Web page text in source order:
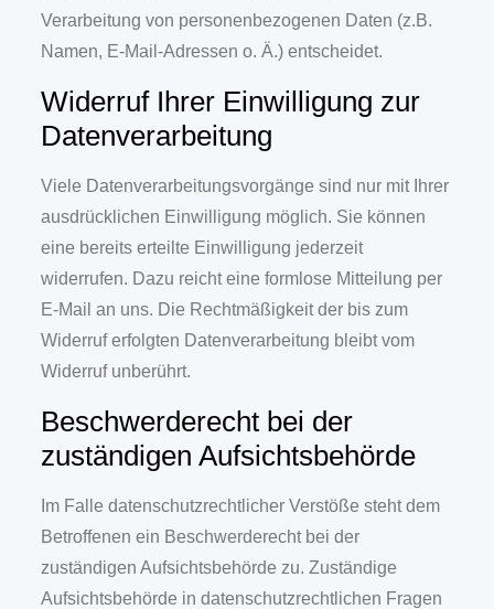
Verarbeitung von personenbezogenen Daten (z.B.
Namen, E-Mail-Adressen o. Ä.) entscheidet.
Widerruf Ihrer Einwilligung zur
Datenverarbeitung
Viele Datenverarbeitungsvorgänge sind nur mit Ihrer
ausdrücklichen Einwilligung möglich. Sie können
eine bereits erteilte Einwilligung jederzeit
widerrufen. Dazu reicht eine formlose Mitteilung per
E-Mail an uns. Die Rechtmäßigkeit der bis zum
Widerruf erfolgten Datenverarbeitung bleibt vom
Widerruf unberührt.
Beschwerderecht bei der
zuständigen Aufsichtsbehörde
Im Falle datenschutzrechtlicher Verstöße steht dem
Betroffenen ein Beschwerderecht bei der
zuständigen Aufsichtsbehörde zu. Zuständige
Aufsichtsbehörde in datenschutzrechtlichen Fragen